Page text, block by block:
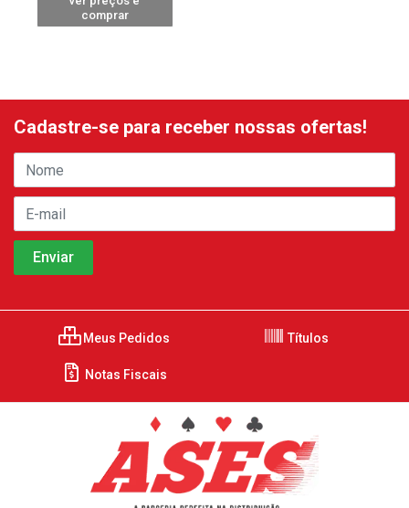
comprar
Cadastre-se para receber nossas ofertas!
Meus Pedidos Títulos
Notas Fiscais